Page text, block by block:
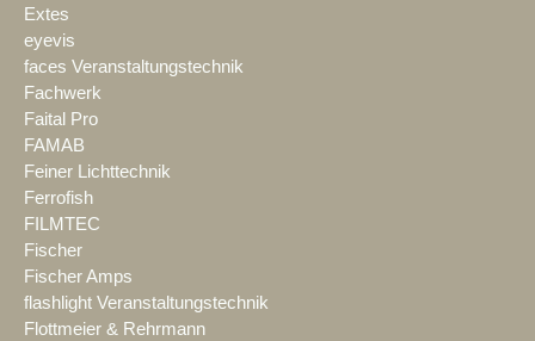
Extes
eyevis
faces Veranstaltungstechnik
Fachwerk
Faital Pro
FAMAB
Feiner Lichttechnik
Ferrofish
FILMTEC
Fischer
Fischer Amps
flashlight Veranstaltungstechnik
Flottmeier & Rehrmann